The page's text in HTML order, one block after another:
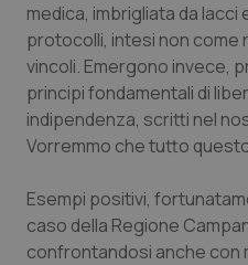
medica, imbrigliata da lacci
protocolli, intesi non come
vincoli. Emergono invece,
principi fondamentali di
indipendenza, scritti nel
Vorremmo che tutto
Esempi positivi,
caso della Regione
confrontandosi anche con